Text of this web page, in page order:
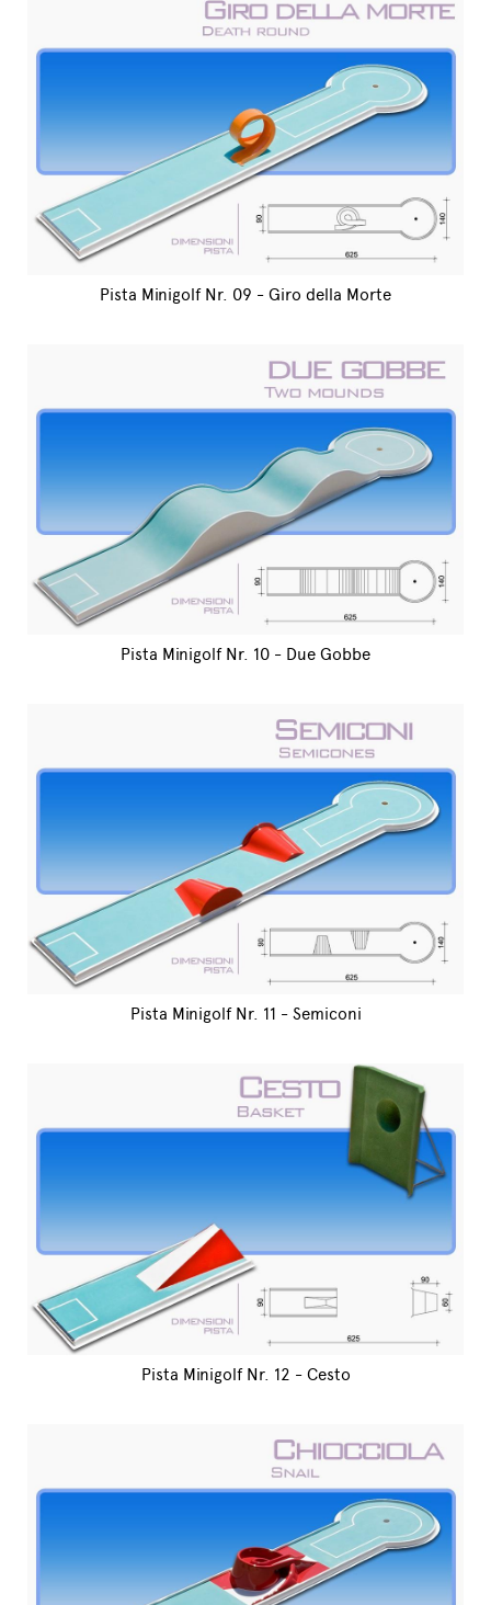
Pista Minigolf Nr. 09 - Giro della Morte
Pista Minigolf Nr. 10 - Due Gobbe
Pista Minigolf Nr. 11 - Semiconi
Pista Minigolf Nr. 12 - Cesto